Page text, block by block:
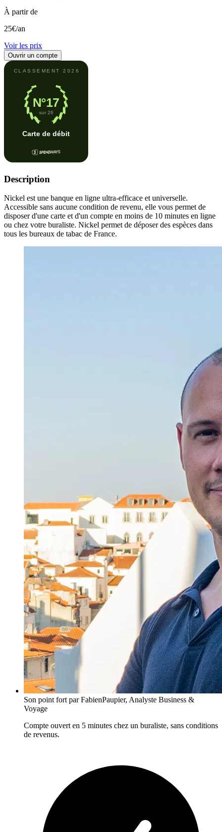
À partir de
25€/an
Voir les prix
Ouvrir un compte
Description
Nickel est une banque en ligne ultra-efficace et universelle.
Accessible sans aucune condition de revenu, elle vous permet de
disposer d'une carte et d'un compte en moins de 10 minutes en ligne
ou chez votre buraliste. Nickel permet de déposer des espèces dans
tous les bureaux de tabac de France.
Son point fort par FabienPaupier, Analyste Business &
Voyage
Compte ouvert en 5 minutes chez un buraliste, sans conditions
de revenus.